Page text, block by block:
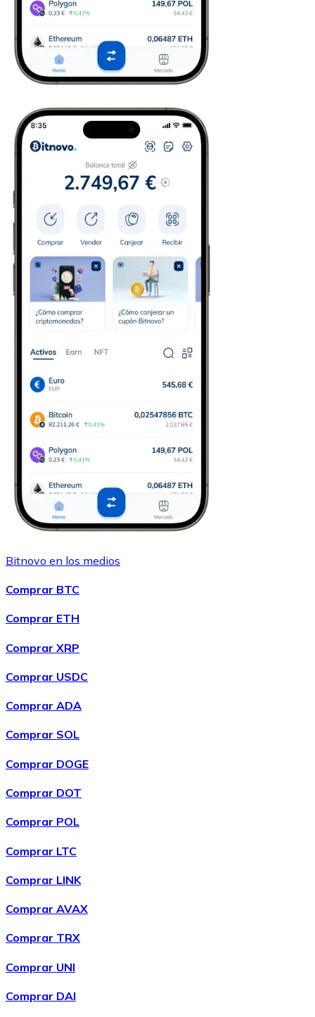
Bitnovo en los medios
Comprar BTC
Comprar ETH
Comprar XRP
Comprar USDC
Comprar ADA
Comprar SOL
Comprar DOGE
Comprar DOT
Comprar POL
Comprar LTC
Comprar LINK
Comprar AVAX
Comprar TRX
Comprar UNI
Comprar DAI